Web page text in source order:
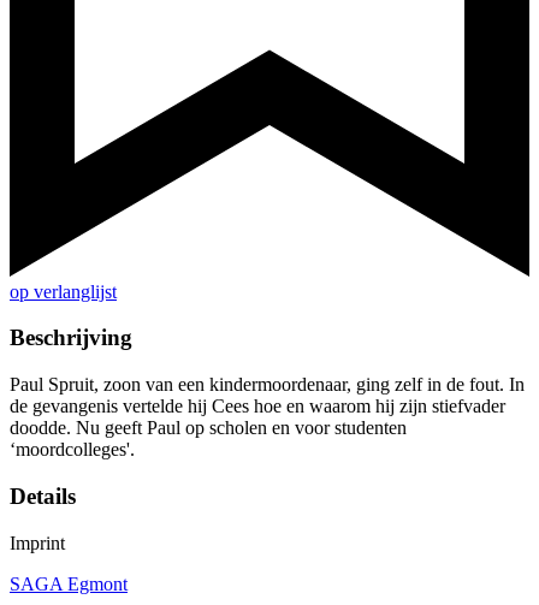
op verlanglijst
Beschrijving
Paul Spruit, zoon van een kindermoordenaar, ging zelf in de fout. In
de gevangenis vertelde hij Cees hoe en waarom hij zijn stiefvader
doodde. Nu geeft Paul op scholen en voor studenten
‘moordcolleges'.
Details
Imprint
SAGA Egmont